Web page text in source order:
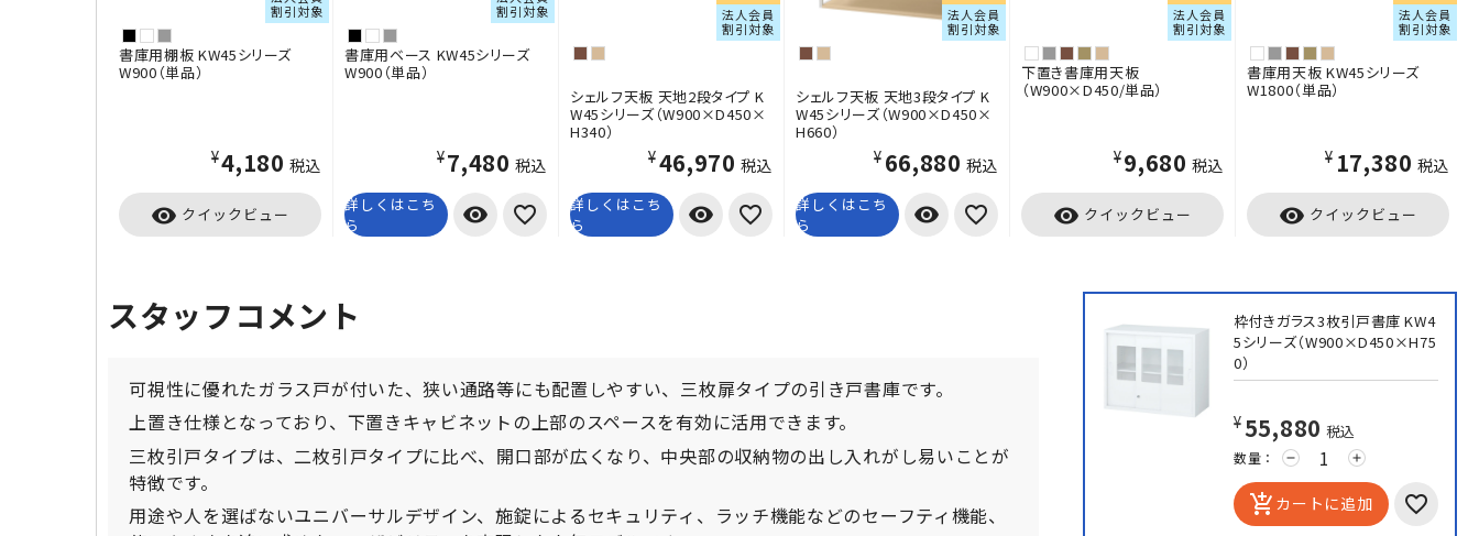
割引対象
書庫用棚板 KW45シリーズ
W900（単品）
¥4,180 税込
visibility クイックビュー
割引対象
書庫用ベース KW45シリーズ
W900（単品）
¥7,480 税込
詳しくはこち
ら
visibility
法人会員
割引対象
シェルフ天板 天地2段タイプ K
W45シリーズ（W900×D450×
H340）
¥46,970 税込
詳しくはこち
ら
visibility
法人会員
割引対象
シェルフ天板 天地3段タイプ K
W45シリーズ（W900×D450×
H660）
¥66,880 税込
詳しくはこち
ら
visibility
法人会員
割引対象
下置き書庫用天板
（W900×D450/単品）
¥9,680 税込
visibility クイックビュー
法人会員
割引対象
書庫用天板 KW45シリーズ
W1800（単品）
¥17,380 税込
visibility クイックビュー
スタッフコメント
可視性に優れたガラス戸が付いた、狭い通路等にも配置しやすい、三枚扉タイプの引き戸書庫です。
上置き仕様となっており、下置きキャビネットの上部のスペースを有効に活用できます。
三枚引戸タイプは、二枚引戸タイプに比べ、開口部が広くなり、中央部の収納物の出し入れがし易いことが
特徴です。
用途や人を選ばないユニバーサルデザイン、施錠によるセキュリティ、ラッチ機能などのセーフティ機能、
枠付きガラス3枚引戸書庫 KW4
5シリーズ（W900×D450×H75
0）
¥55,880 税込
数量： remove add
add_shopping_cart カートに追加